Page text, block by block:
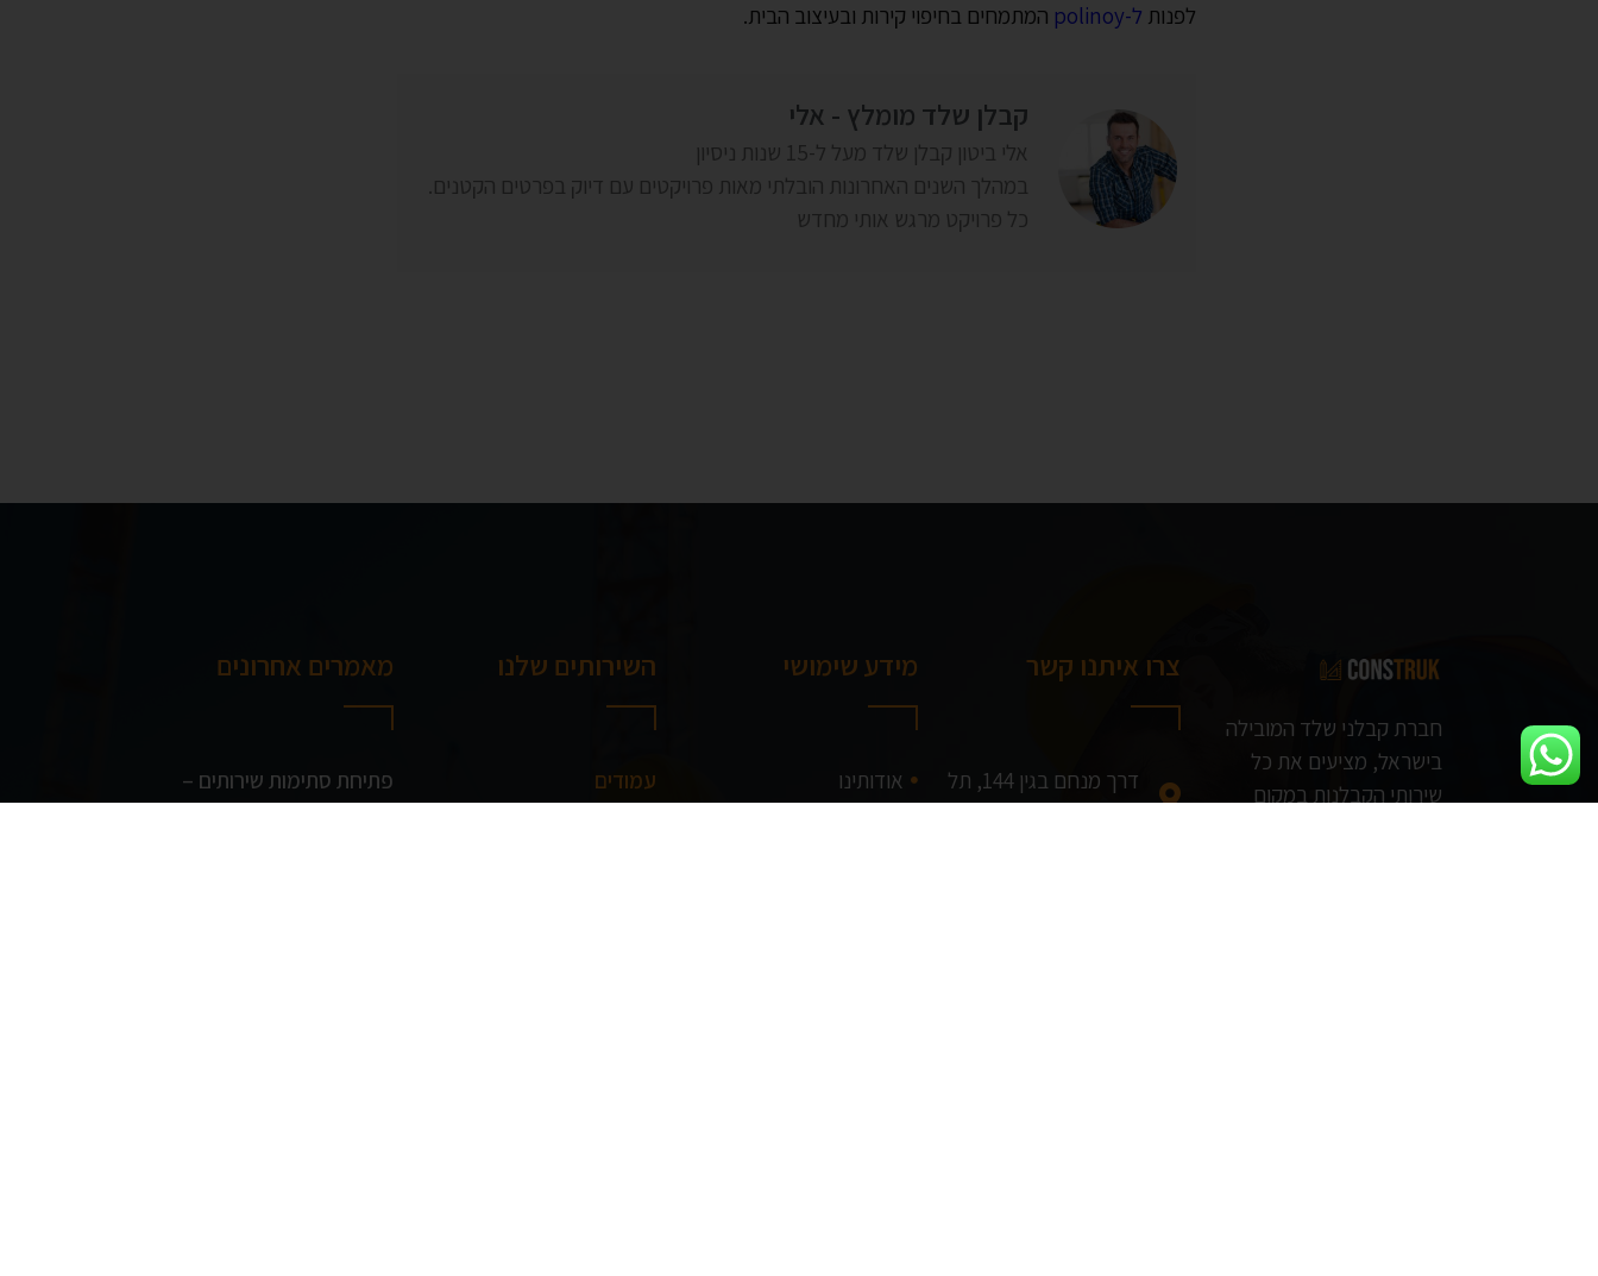
לפנות ל-polinoy המתמחים בחיפוי קירות ובעיצוב הבית.
קבלן שלד מומלץ - אלי
אלי ביטון קבלן שלד מעל ל-15 שנות ניסיון
במהלך השנים האחרונות הובלתי מאות פרויקטים עם דיוק בפרטים הקטנים.
כל פרויקט מרגש אותי מחדש
חברת קבלני שלד המובילה
בישראל, מציעים את כל
שירותי הקבלנות במקום
צרו איתנו קשר
דרך מנחם בגין 144, תל
מידע שימושי
אודותינו
השירותים שלנו
עמודים
מאמרים אחרונים
פתיחת סתימות שירותים –